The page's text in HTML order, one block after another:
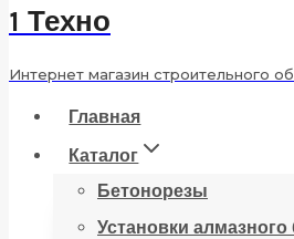
1 Техно
Интернет магазин строительного
Главная
Каталог
Бетонорезы
Установки алмазного